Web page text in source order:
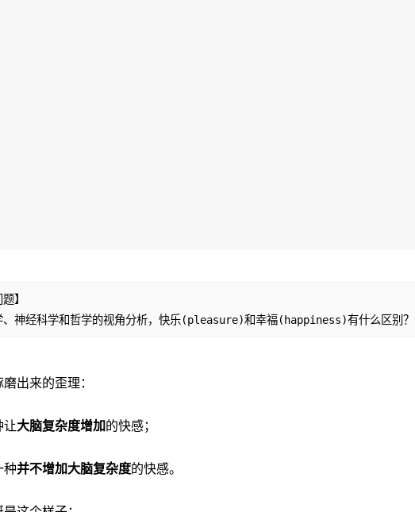
】
、神经科学和哲学的视角分析，快乐(pleasure)和幸福(happiness)有什么区别？
出来的歪理：
让大脑复杂度增加的快感；
种并不增加大脑复杂度的快感。